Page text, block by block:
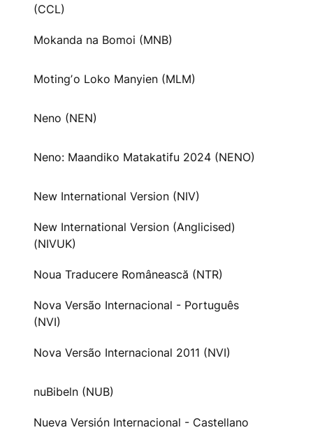
(CCL)
Mokanda na Bomoi (MNB)
Motingʼo Loko Manyien (MLM)
Neno (NEN)
Neno: Maandiko Matakatifu 2024 (NENO)
New International Version (NIV)
New International Version (Anglicised)
(NIVUK)
Noua Traducere Românească (NTR)
Nova Versão Internacional - Português
(NVI)
Nova Versão Internacional 2011 (NVI)
nuBibeln (NUB)
Nueva Versión Internacional - Castellano